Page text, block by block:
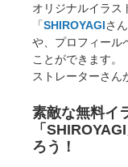
オリジナルイラス
「SHIROYAGIさ
や、プロフィール
ことができます。
ストレーターさん
素敵な無料イ
「
ろう！